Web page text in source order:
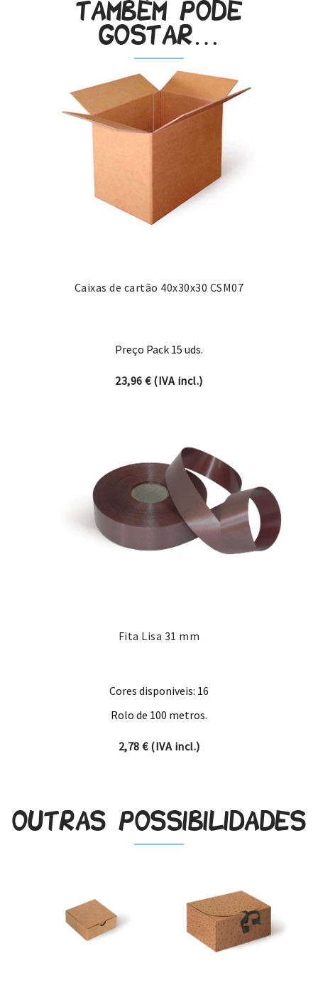
Também pode
gostar…
Caixas de cartão 40x30x30 CSM07
Preço Pack 15 uds.
23,96€(IVA incl.)
Fita Lisa 31 mm
Cores disponiveis: 16
Rolo de 100 metros.
2,78 €(IVA incl.)
Outras possibilidades